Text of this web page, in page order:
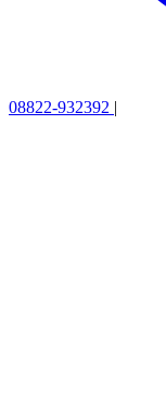
08822-932392 |